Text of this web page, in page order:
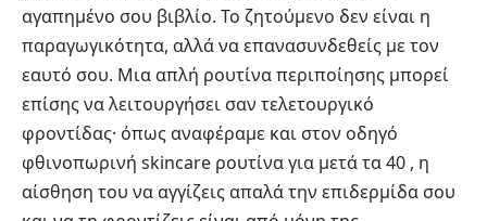
αγαπημένο σου βιβλίο. Το ζητούμενο δεν είναι η
παραγωγικότητα, αλλά να επανασυνδεθείς με τον
εαυτό σου. Μια απλή ρουτίνα περιποίησης μπορεί
επίσης να λειτουργήσει σαν τελετουργικό
φροντίδας· όπως αναφέραμε και στον οδηγό
φθινοπωρινή skincare ρουτίνα για μετά τα 40 , η
αίσθηση του να αγγίζεις απαλά την επιδερμίδα σου